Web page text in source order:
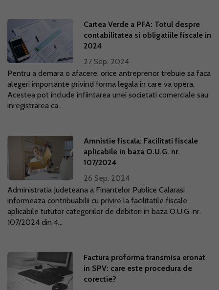
Cartea Verde a PFA: Totul despre
contabilitatea si obligatiile fiscale in
2024
27 Sep. 2024
Pentru a demara o afacere, orice antreprenor trebuie sa faca
alegeri importante privind forma legala in care va opera.
Acestea pot include infiintarea unei societati comerciale sau
inregistrarea ca...
Amnistie fiscala: Facilitati fiscale
aplicabile in baza O.U.G. nr.
107/2024
26 Sep. 2024
Administratia Judeteana a Finantelor Publice Calarasi
informeaza contribuabilii cu privire la facilitatile fiscale
aplicabile tututor categoriilor de debitori in baza O.U.G. nr.
107/2024 din 4...
Factura proforma transmisa eronat
in SPV: care este procedura de
corectie?